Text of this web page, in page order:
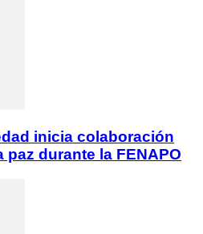
inicia colaboración
durante la FENAPO